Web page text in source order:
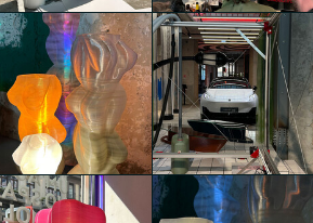
Lynk & Co presenta
"LYNES MILAN"
Isabella Erika
Schmalzbauer
Lynk & Co presenta
"LYNES MILAN"
Isabella Erika
Schmalzbauer